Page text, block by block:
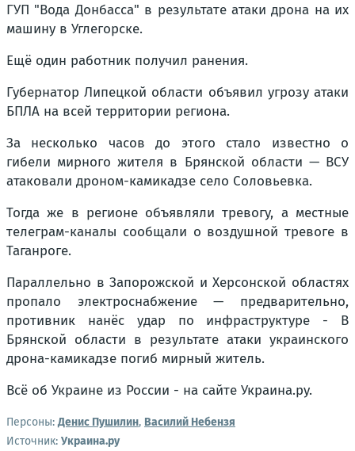
ГУП "Вода Донбасса" в результате атаки дрона на их
машину в Углегорске.
Ещё один работник получил ранения.
Губернатор Липецкой области объявил угрозу атаки
БПЛА на всей территории региона.
За несколько часов до этого стало известно о
гибели мирного жителя в Брянской области — ВСУ
атаковали дроном-камикадзе село Соловьевка.
Тогда же в регионе объявляли тревогу, а местные
телеграм-каналы сообщали о воздушной тревоге в
Таганроге.
Параллельно в Запорожской и Херсонской областях
пропало электроснабжение — предварительно,
противник нанёс удар по инфраструктуре - В
Брянской области в результате атаки украинского
дрона-камикадзе погиб мирный житель.
Всё об Украине из России - на сайте Украина.ру.
Персоны: Денис Пушилин, Василий Небензя
Источник: Украина.ру